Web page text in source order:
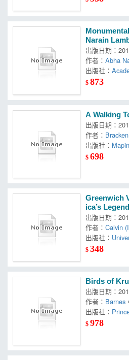
Narain
出版日期：
作者：Abha
ka (CRT)
出版社：
$873
A Walking
出版日期：
作者： Bracken
athijs
出版社： Mapin
$698
Greenwich
ica’s
出版日期：
作者：Calvin
l出版社：
$348
Birds of
出版日期：
作者： Barnes ，
出版社：
$978